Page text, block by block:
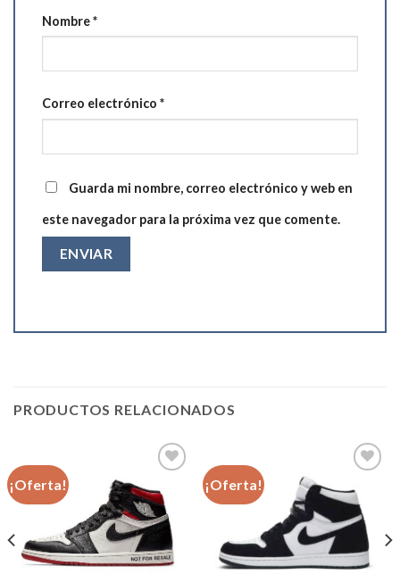
Nombre*
Correo electrónico *
Guarda mi nombre, correo electrónico y web en
este navegador para la próxima vez que comente.
PRODUCTOS RELACIONADOS
¡Oferta!
Añadir
a la
lista de
deseos
¡Oferta!
Añadir
a la
lista de
deseos